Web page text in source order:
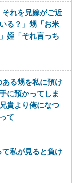
れを兄嫁がご近
る？」甥「お米
姪「それ言っち
ある甥を私に預け
に預かってしま
貴より俺になつ
て
私が見ると負け